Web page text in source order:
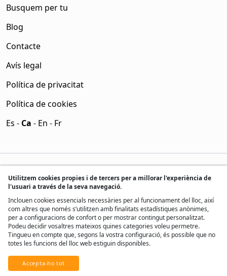
Busquem per tu
Blog
Contacte
Avís legal
Política de privacitat
Política de cookies
Es - Ca - En - Fr
® Tots els drets reservats, 2017 - 2026
Utilitzem cookies propies i de tercers per a millorar l'experiència de
l'usuari a través de la seva navegació.
Inclouen cookies essencials necessàries per al funcionament del lloc, així
com altres que només s’utilitzen amb finalitats estadístiques anònimes,
per a configuracions de confort o per mostrar contingut personalitzat.
Podeu decidir vosaltres mateixos quines categories voleu permetre.
Tingueu en compte que, segons la vostra configuració, és possible que no
totes les funcions del lloc web estiguin disponibles.
Accepta-ho tot